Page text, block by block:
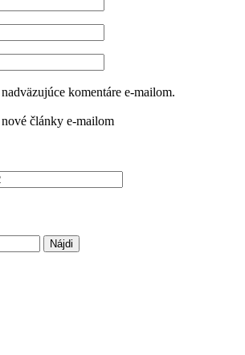
komentáre e-mailom.
články e-mailom